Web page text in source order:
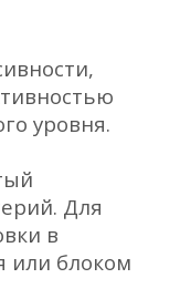
уровня.
Для
в
или блоком